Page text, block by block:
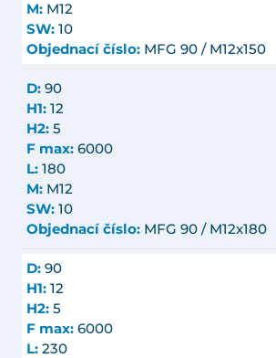
M: M12
SW: 10
Objednací číslo: MFG 90 / M12x150
D: 90
H1: 12
H2: 5
F max: 6000
L: 180
M: M12
SW: 10
Objednací číslo: MFG 90 / M12x180
D: 90
H1: 12
H2: 5
F max: 6000
L: 230